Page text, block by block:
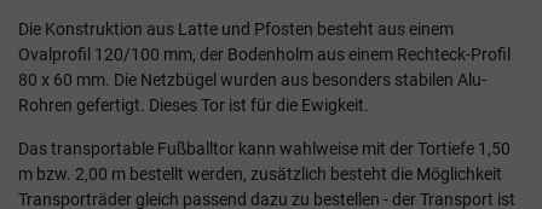
Die Konstruktion aus Latte und Pfosten besteht aus einem
Ovalprofil 120/100 mm, der Bodenholm aus einem Rechteck-Profil
80 x 60 mm. Die Netzbügel wurden aus besonders stabilen Alu-
Rohren gefertigt. Dieses Tor ist für die Ewigkeit.
Das transportable Fußballtor kann wahlweise mit der Tortiefe 1,50
m bzw. 2,00 m bestellt werden, zusätzlich besteht die Möglichkeit
Transporträder gleich passend dazu zu bestellen - der Transport ist